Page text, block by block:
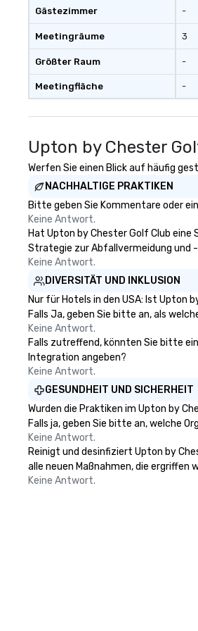
Gästezimmer
Meetingräume
Größter Raum
Meetingfläche
-
3
-
-
Upton by Chester
Werfen Sie einen Blick auf häufig
NACHHALTIGE PRAKTIKEN
Bitte geben Sie Kommentare oder
Keine Antwort.
Hat Upton by Chester Golf Club
Strategie zur Abfallvermeidung und
Keine Antwort.
DIVERSITÄT UND INKLUSION
Nur für Hotels in den USA: Ist
Falls Ja, geben Sie bitte an, als
Keine Antwort.
Falls zutreffend, könnten Sie bitte
Integration angeben?
Keine Antwort.
GESUNDHEIT UND SICHERHEIT
Wurden die Praktiken im Upton by
Falls ja, geben Sie bitte an, welche
Keine Antwort.
Reinigt und desinfiziert Upton by
alle neuen Maßnahmen, die ergriffen
Keine Antwort.